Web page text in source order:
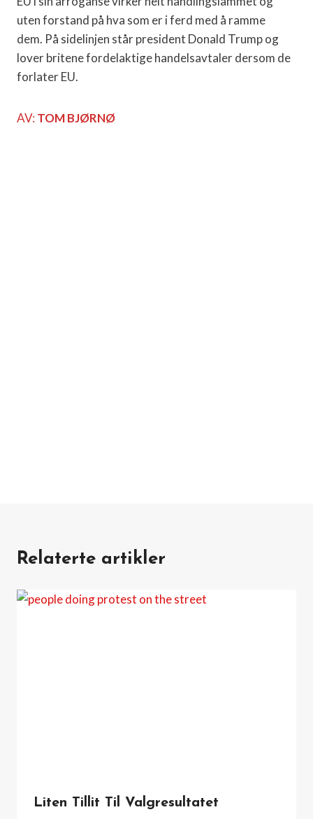
uten forstand på hva som er i ferd med å ramme
dem. På sidelinjen står president Donald Trump og
lover britene fordelaktige handelsavtaler dersom de
forlater EU.
AV: TOM BJØRNØ
Relaterte artikler
Liten Tillit Til Valgresultatet